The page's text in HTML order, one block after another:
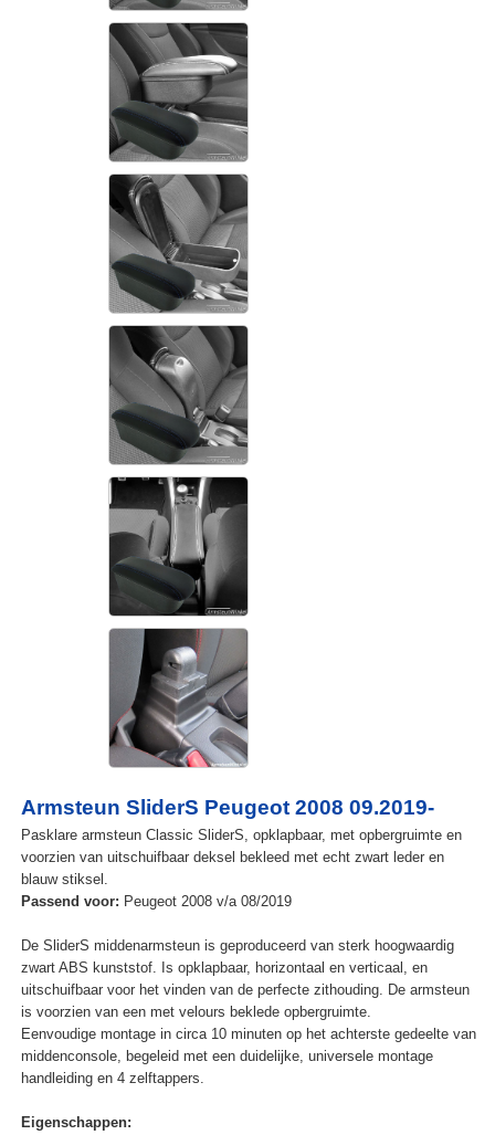
Armsteun SliderS Peugeot 2008 09.2019-
Pasklare armsteun Classic SliderS, opklapbaar, met opbergruimte en
voorzien van uitschuifbaar deksel bekleed met echt zwart leder en
blauw stiksel.
Passend voor: Peugeot 2008 v/a 08/2019
De SliderS middenarmsteun is geproduceerd van sterk hoogwaardig
zwart ABS kunststof. Is opklapbaar, horizontaal en verticaal, en
uitschuifbaar voor het vinden van de perfecte zithouding. De armsteun
is voorzien van een met velours beklede opbergruimte.
Eenvoudige montage in circa 10 minuten op het achterste gedeelte van
middenconsole, begeleid met een duidelijke, universele montage
handleiding en 4 zelftappers.
Eigenschappen: